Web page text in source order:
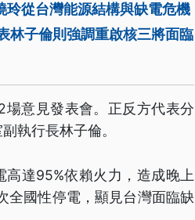
從台灣能源結構與缺電危機
林子倫則強調重啟核三將面臨
意見發表會。正反方代表分
執行長林子倫。
達95%依賴火力，造成晚上
全國性停電，顯見台灣面臨缺